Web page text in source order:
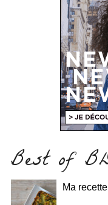
Best of
Ma